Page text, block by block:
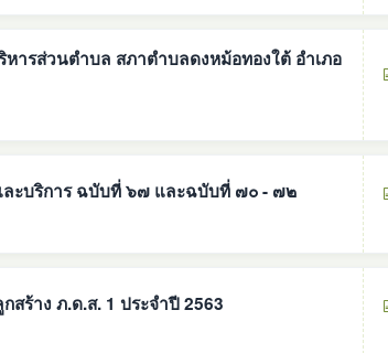
ส่วนตำบล สภาตำบลดงหม้อทองใต้ อำเภอ
ะบริการ ฉบับที่ ๖๗ และฉบับที่ ๗๐ - ๗๒
ร้าง ภ.ด.ส. 1 ประจำปี 2563